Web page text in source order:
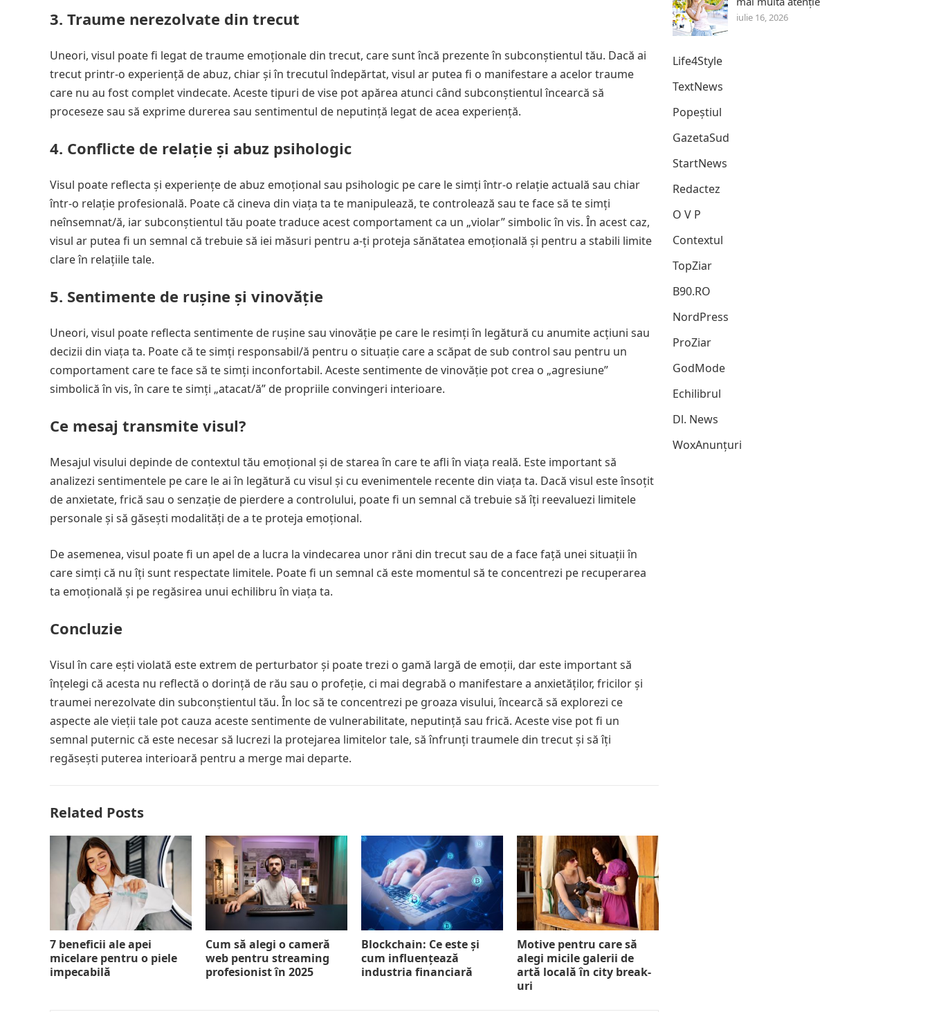
3. Traume nerezolvate din trecut
Uneori, visul poate fi legat de traume emoționale din trecut, care sunt încă prezente în subconștientul tău. Dacă ai
trecut printr-o experiență de abuz, chiar și în trecutul îndepărtat, visul ar putea fi o manifestare a acelor traume
care nu au fost complet vindecate. Aceste tipuri de vise pot apărea atunci când subconștientul încearcă să
proceseze sau să exprime durerea sau sentimentul de neputință legat de acea experiență.
4. Conflicte de relație și abuz psihologic
Visul poate reflecta și experiențe de abuz emoțional sau psihologic pe care le simți într-o relație actuală sau chiar
într-o relație profesională. Poate că cineva din viața ta te manipulează, te controlează sau te face să te simți
neînsemnat/ă, iar subconștientul tău poate traduce acest comportament ca un „violar” simbolic în vis. În acest caz,
visul ar putea fi un semnal că trebuie să iei măsuri pentru a-ți proteja sănătatea emoțională și pentru a stabili limite
clare în relațiile tale.
5. Sentimente de rușine și vinovăție
Uneori, visul poate reflecta sentimente de rușine sau vinovăție pe care le resimți în legătură cu anumite acțiuni sau
decizii din viața ta. Poate că te simți responsabil/ă pentru o situație care a scăpat de sub control sau pentru un
comportament care te face să te simți inconfortabil. Aceste sentimente de vinovăție pot crea o „agresiune”
simbolică în vis, în care te simți „atacat/ă” de propriile convingeri interioare.
Ce mesaj transmite visul?
Mesajul visului depinde de contextul tău emoțional și de starea în care te afli în viața reală. Este important să
analizezi sentimentele pe care le ai în legătură cu visul și cu evenimentele recente din viața ta. Dacă visul este însoțit
de anxietate, frică sau o senzație de pierdere a controlului, poate fi un semnal că trebuie să îți reevaluezi limitele
personale și să găsești modalități de a te proteja emoțional.
De asemenea, visul poate fi un apel de a lucra la vindecarea unor răni din trecut sau de a face față unei situații în
care simți că nu îți sunt respectate limitele. Poate fi un semnal că este momentul să te concentrezi pe recuperarea
ta emoțională și pe regăsirea unui echilibru în viața ta.
Concluzie
Visul în care ești violată este extrem de perturbator și poate trezi o gamă largă de emoții, dar este important să
înțelegi că acesta nu reflectă o dorință de rău sau o profeție, ci mai degrabă o manifestare a anxietăților, fricilor și
traumei nerezolvate din subconștientul tău. În loc să te concentrezi pe groaza visului, încearcă să explorezi ce
aspecte ale vieții tale pot cauza aceste sentimente de vulnerabilitate, neputință sau frică. Aceste vise pot fi un
semnal puternic că este necesar să lucrezi la protejarea limitelor tale, să înfrunți traumele din trecut și să îți
regăsești puterea interioară pentru a merge mai departe.
Related Posts
7 beneficii ale apei
micelare pentru o piele
impecabilă
Cum să alegi o cameră
web pentru streaming
profesionist în 2025
Blockchain: Ce este și
cum influențează
industria financiară
Motive pentru care să
alegi micile galerii de
artă locală în city break-
uri
iulie 16, 2026
Life4Style
TextNews
Popeștiul
GazetaSud
StartNews
Redactez
O V P
Contextul
TopZiar
B90.RO
NordPress
ProZiar
GodMode
Echilibrul
Dl. News
WoxAnunțuri